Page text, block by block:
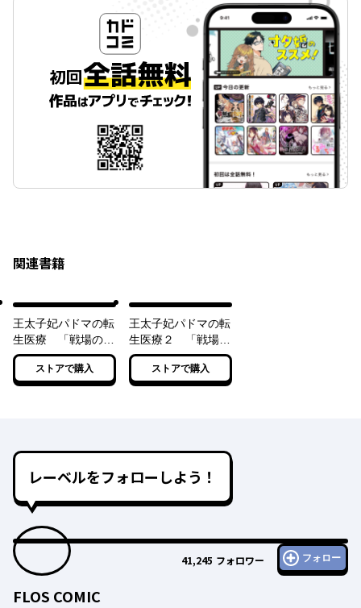
関連書籍
王太子妃パドマの転
生医療 「戦場の天
使」は救国の夢を見
る【電子特典付き】
ストアで購入
王太子妃パドマの転
生医療２ 「戦場の
天使」は救国の夢を
ストアで購入
レーベルをフォローしよう！
41,245 フォロワー フォロー
FLOS COMIC